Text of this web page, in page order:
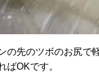
の先のツボのお尻で
ばOKです。